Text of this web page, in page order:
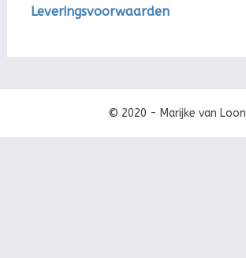
Leveringsvoorwaarden
© 2020 - Marijke van Loon